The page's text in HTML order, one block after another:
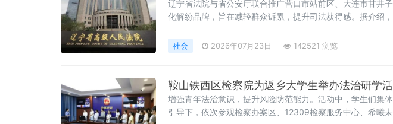
辽宁省法院与省公安厅联合推广营口市站前区、大连市甘井
化解纷品牌，旨在减轻群众诉累，提升司法获得感。据介绍
社会 2026年07月23日 142521 浏览
鞍山铁西区检察院为返乡大学生举办法治研学
增强青年法治意识，提升风险防范能力。活动中，学生们集
引导下，依次参观检察办案区、12309检察服务中心、希曦